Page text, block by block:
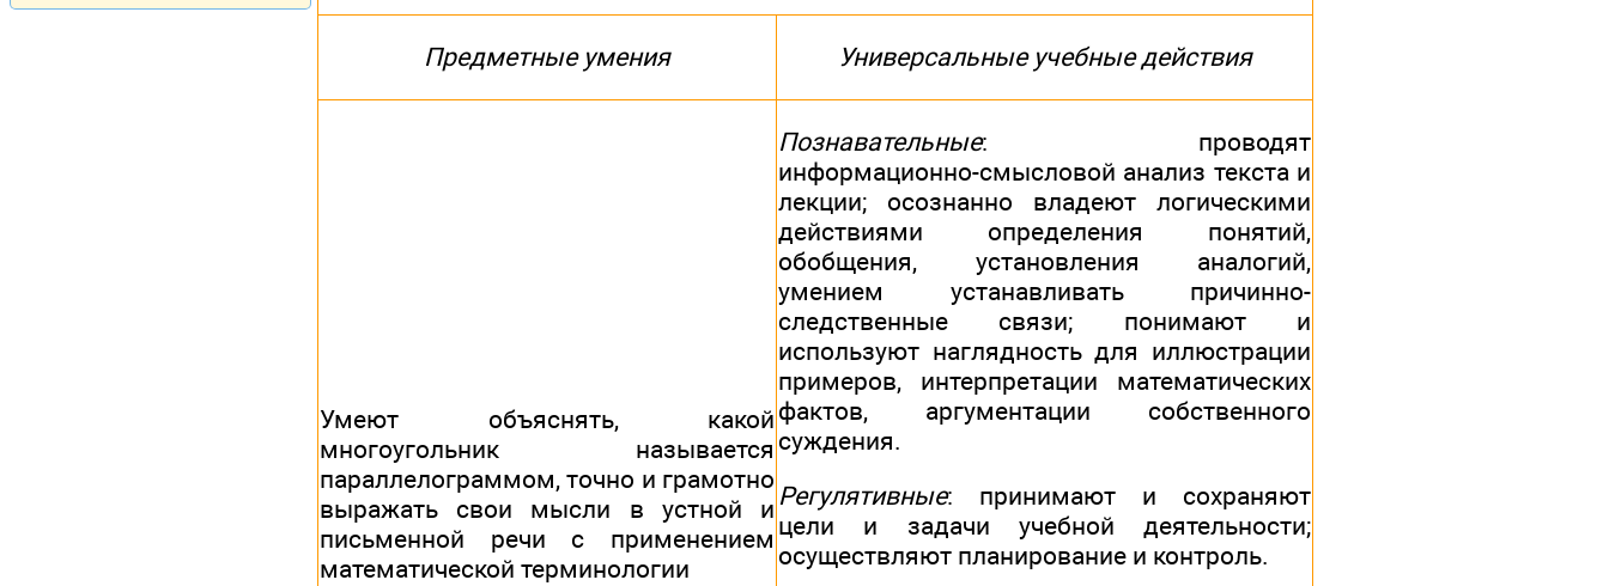
Предметные умения Универсальные учебные действия
Умеют объяснять, какой
многоугольник называется
параллелограммом, точно и грамотно
выражать свои мысли в устной и
письменной речи с применением
математической терминологии
Познавательные: проводят
информационно-смысловой анализ текста и
лекции; осознанно владеют логическими
действиями определения понятий,
обобщения, установления аналогий,
умением устанавливать причинно-
следственные связи; понимают и
используют наглядность для иллюстрации
примеров, интерпретации математических
фактов, аргументации собственного
суждения.
Регулятивные: принимают и сохраняют
цели и задачи учебной деятельности;
осуществляют планирование и контроль.